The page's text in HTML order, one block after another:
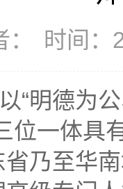
时间：
“明德为
位一体具
乃至华